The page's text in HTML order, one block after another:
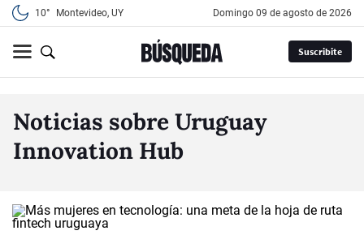
10° Montevideo, UY domingo 09 de agosto de 2026
Suscribite
Noticias sobre Uruguay
Innovation Hub